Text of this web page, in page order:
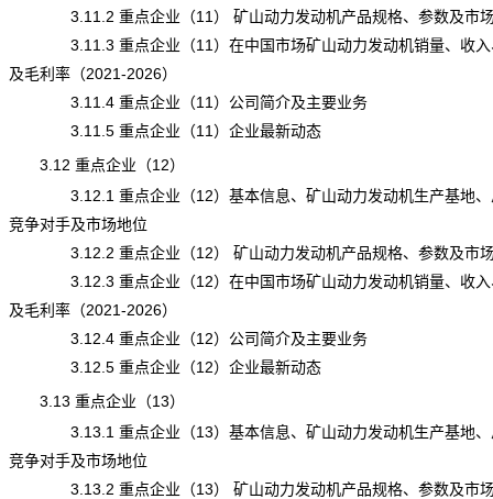
3.11.2 重点企业（11） 矿山动力发动机产品规格、参数及市
3.11.3 重点企业（11）在中国市场矿山动力发动机销量、收入
及毛利率（2021-2026）
3.11.4 重点企业（11）公司简介及主要业务
3.11.5 重点企业（11）企业最新动态
3.12 重点企业（12）
3.12.1 重点企业（12）基本信息、矿山动力发动机生产基地、
竞争对手及市场地位
3.12.2 重点企业（12） 矿山动力发动机产品规格、参数及市
3.12.3 重点企业（12）在中国市场矿山动力发动机销量、收入
及毛利率（2021-2026）
3.12.4 重点企业（12）公司简介及主要业务
3.12.5 重点企业（12）企业最新动态
3.13 重点企业（13）
3.13.1 重点企业（13）基本信息、矿山动力发动机生产基地、
竞争对手及市场地位
3.13.2 重点企业（13） 矿山动力发动机产品规格、参数及市